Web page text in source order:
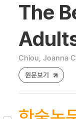
The
Chiou, Joanna
원문보기